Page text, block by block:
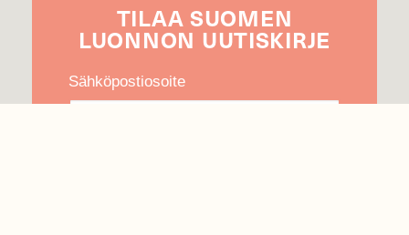
TILAA SUOMEN
LUONNON UUTIS­KIRJE
Sähköpostiosoite